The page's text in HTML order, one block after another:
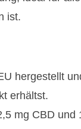
ist.
hergestellt
erhältst.
mg CBD